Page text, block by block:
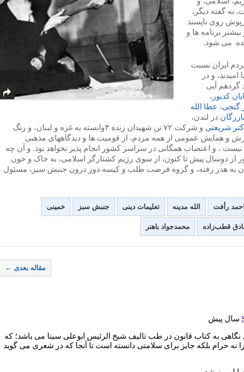
به گفته دیگر،
روی ناپسند
برنامه ها و
می شود.
ایران نسبت
و در
گردهم آیی
کدیور ،
گنجی، عطا الله
در لندن،
شریعتی
و شرکت ۷۲ تن شهیدان زنده ۳وابسته به غزه و لبنان، و رنگ
و همایش عمومی از همه مردم، از قومیت ها و دیدگاههای مذهبی
، و اعتصاب همگانی در سراسر کشور انجام پذیر نخواهد بود. و آن چه
از دوسال پیش تا کنون، از سوی رژیم کشتارگر اسلامی، به خاک و خون
به هدر رفته، و گروه فرصت طلب و کیسه دوز درون جنبش سبز، مسئول
احمد رأفت الله مدینه تعلیمات دینی جنبش سبز خمینی
قطب‌زاده محمدجواد باهنر
مقاله بعدی ←